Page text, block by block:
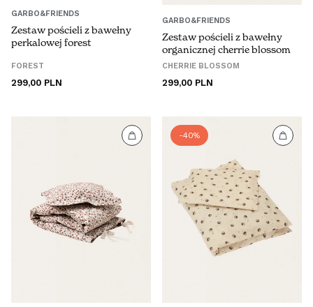
GARBO&FRIENDS
Zestaw pościeli z bawełny
perkalowej forest
FOREST
Cena
299,00 PLN
GARBO&FRIENDS
Zestaw pościeli z bawełny
organicznej cherrie blossom
CHERRIE BLOSSOM
Cena
299,00 PLN
-40%